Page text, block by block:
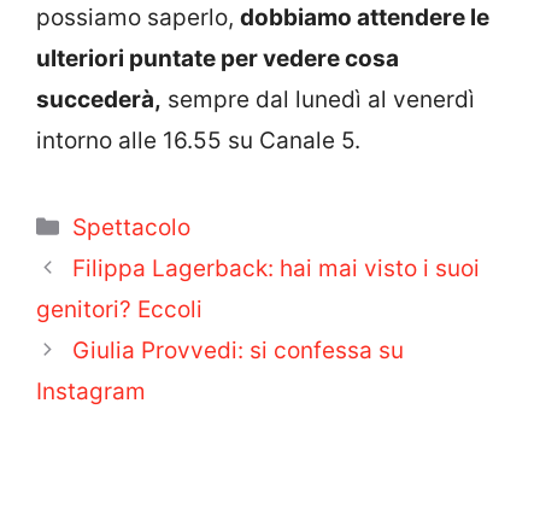
possiamo saperlo, dobbiamo attendere le
ulteriori puntate per vedere cosa
succederà, sempre dal lunedì al venerdì
intorno alle 16.55 su Canale 5.
Categorie
Spettacolo
Filippa Lagerback: hai mai visto i suoi
genitori? Eccoli
Giulia Provvedi: si confessa su
Instagram